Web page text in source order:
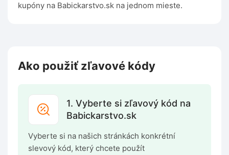
kupóny na Babickarstvo.sk na jednom mieste.
Ako použiť zľavové kódy
1. Vyberte si zľavový kód na
Babickarstvo.sk
Vyberte si na našich stránkách konkrétní
slevový kód, který chcete použít